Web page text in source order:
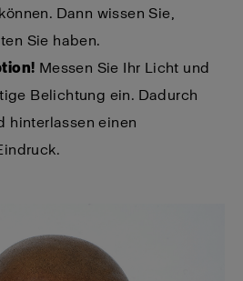
Dann wissen Sie,
Sie haben.
Messen Sie Ihr Licht und
Belichtung ein. Dadurch
hinterlassen einen